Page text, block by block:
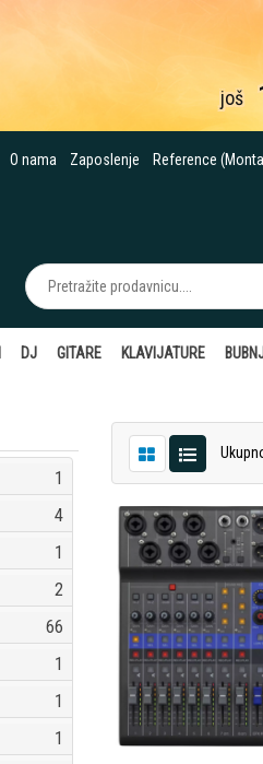
još
O nama Zaposlenje Reference
DJ GITARE KLAVIJATURE
1
4
1
2
66
1
1
1